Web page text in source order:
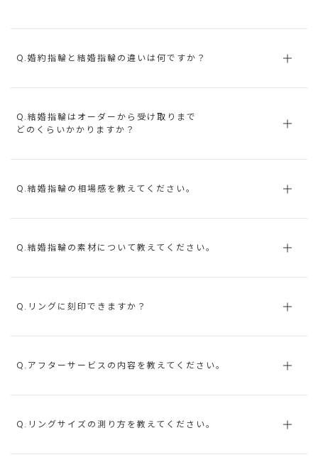
Q.婚約指輪と結婚指輪の違いは何ですか？
Q.結婚指輪はオーダーから受け取りまで
どのくらいかかりますか？
Q.結婚指輪の相場感を教えてください。
Q.結婚指輪の素材について教えてください。
Q.リングに刻印できますか？
Q.アフターサービスの内容を教えてください。
Q.リングサイズの測り方を教えてください。